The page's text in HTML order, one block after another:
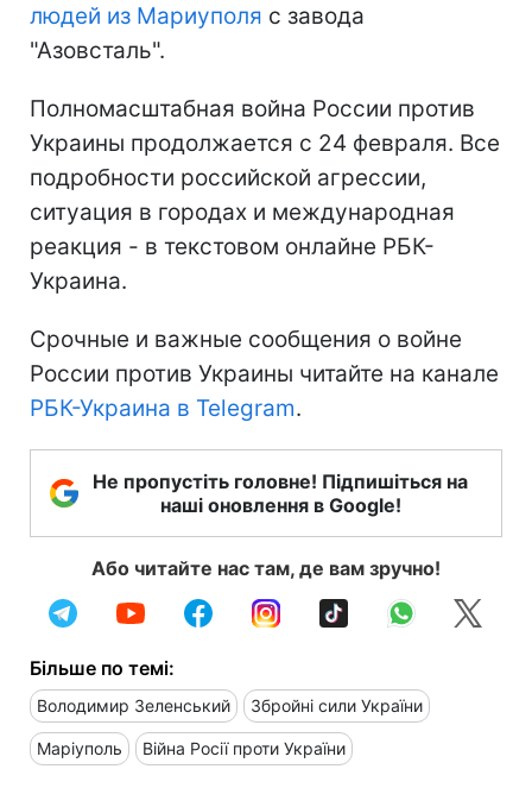
людей из Мариуполя с завода
"Азовсталь".
Полномасштабная война России против
Украины продолжается с 24 февраля. Все
подробности российской агрессии,
ситуация в городах и международная
реакция - в текстовом онлайне РБК-
Украина.
Срочные и важные сообщения о войне
России против Украины читайте на канале
РБК-Украина в Telegram.
Не пропустіть головне! Підпишіться на
наші оновлення в Google!
Або читайте нас там, де вам зручно!
Більше по темі:
Володимир Зеленський Збройні сили України
Маріуполь Війна Росії проти України